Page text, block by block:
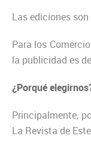
Las ediciones
Para los
la publicidad es
¿Porqué
Principalmente,
La Revista de